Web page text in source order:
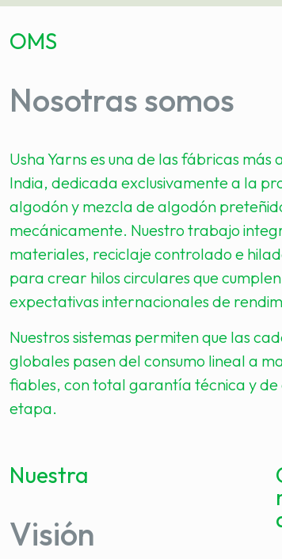
OMS
Nosotras somos
Usha Yarns es una de las fábricas más
India, dedicada exclusivamente a la
algodón y mezcla de algodón
mecánicamente. Nuestro trabajo
materiales, reciclaje controlado e
para crear hilos circulares que
expectativas internacionales de
Nuestros sistemas permiten que las
globales pasen del consumo lineal a
fiables, con total garantía técnica y
etapa.
Nuestra
Visión